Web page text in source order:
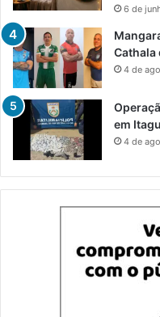
6 de
Cathala
4 de
em
4 de